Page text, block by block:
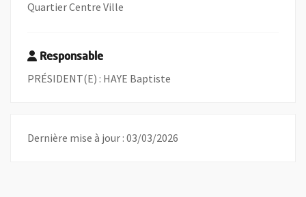
Quartier Centre Ville
Responsable
PRÉSIDENT(E) : HAYE Baptiste
Dernière mise à jour : 03/03/2026